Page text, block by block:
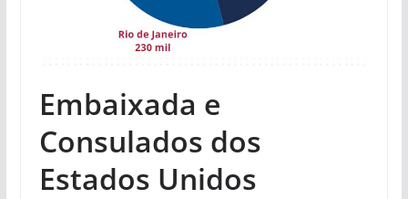
Embaixada e
Consulados dos
Estados Unidos